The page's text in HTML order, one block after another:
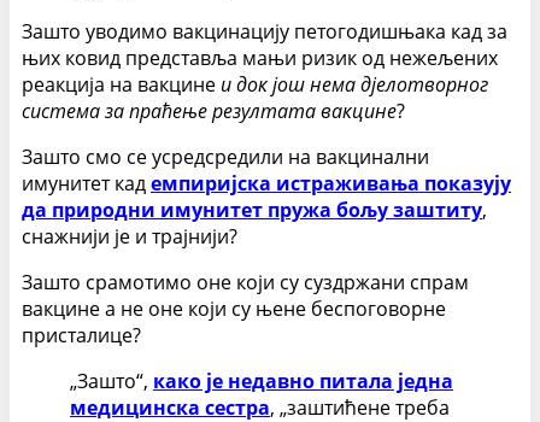
Зашто уводимо вакцинацију петогодишњака кад за
њих ковид представља мањи ризик од нежељених
реакција на вакцине и док још нема дјелотворног
система за праћење резултата вакцине?
Зашто смо се усредсредили на вакцинални
имунитет кадемпиријска истраживања показују
да природни имунитет пружа бољу заштиту,
снажнији је и трајнији?
Зашто срамотимо оне који су суздржани спрам
вакцине а не оне који су њене беспоговорне
присталице?
„Зашто“, како је недавно питала једна
медицинска сестра, „заштићене треба